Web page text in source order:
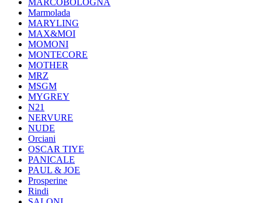
MARCOBOLOGNA
Marmolada
MARYLING
MAX&MOI
MOMONI
MONTECORE
MOTHER
MRZ
MSGM
MYGREY
N21
NERVURE
NUDE
Orciani
OSCAR TIYE
PANICALE
PAUL & JOE
Prosperine
Rindi